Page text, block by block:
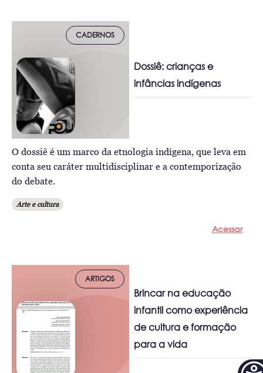
CADERNOS
Dossiê: crianças e
infâncias indígenas
O dossiê é um marco da etnologia indígena, que leva em
conta seu caráter multidisciplinar e a contemporização
do debate.
Arte e cultura
Acessar
ARTIGOS
Brincar na educação
infantil como experiência
de cultura e formação
para a vida